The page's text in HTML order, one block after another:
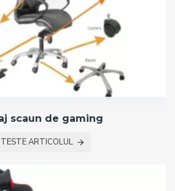
scaun de gaming
ARTICOLUL